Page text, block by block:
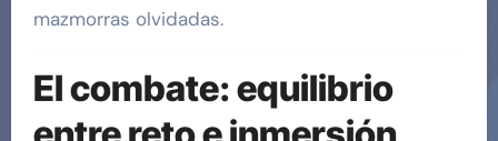
mazmorras olvidadas.
El combate: equilibrio